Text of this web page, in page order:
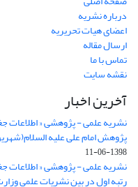
درباره نشریه
اعضای هیات تحریریه
ارسال مقاله
تماس با ما
نقشه سایت
آخرین اخبار
نشریه علمی - پژوهشی « اطلاعات
پژوهش امام علی علیه السلام(شهریور 1398) موفق به کسب رتبه اول
1398-06-11
رتبه اول در بین نشریات علمی